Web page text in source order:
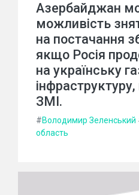
Азербайджан
можливість
на постачання
якщо Росія
на українську
ЗМІ.
#Володимир Зеленський
область